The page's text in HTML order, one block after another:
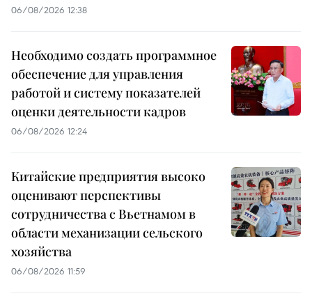
06/08/2026 12:38
Необходимо создать программное
обеспечение для управления
работой и систему показателей
оценки деятельности кадров
06/08/2026 12:24
Китайские предприятия высоко
оценивают перспективы
сотрудничества с Вьетнамом в
области механизации сельского
хозяйства
06/08/2026 11:59